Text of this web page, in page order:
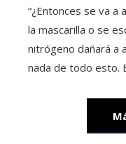
“¿Entonces se va a
la mascarilla o se
nitrógeno dañará a
nada de todo esto.